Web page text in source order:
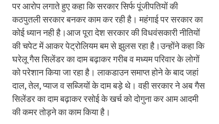
पर आरोप लगाते हुए कहा कि सरकार सिर्फ पूंजीपतियों की
कठपुतली सरकार बनकर काम कर रही है। महंगाई पर सरकार का
कोई ध्यान नही है।आज पूरा देश सरकार की विधवंसकारी नीतियों
की चपेट में आकर पेट्रोलियम बम से झुलस रहा है।उन्होंने कहा कि
घरेलू गैस सिलेंडर का दाम बढ़ाकर गरीब व मध्यम परिवार के लोगों
को परेशान किया जा रहा है। लाकडाउन समाप्त होने के बाद जहां
दाल, तेल, प्याज व सब्जियों के दाम बड़े थे। वही सरकार ने अब गैस
सिलेंडर का दाम बढ़ाकर रसोई के खर्च को दोगुना कर आम आदमी
की कमर तोड़ने का काम किया है।